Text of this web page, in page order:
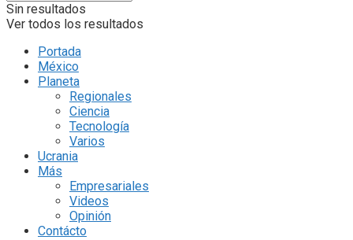
Sin resultados
Ver todos los resultados
Portada
México
Planeta
Regionales
Ciencia
Tecnología
Varios
Ucrania
Más
Empresariales
Videos
Opinión
Contácto